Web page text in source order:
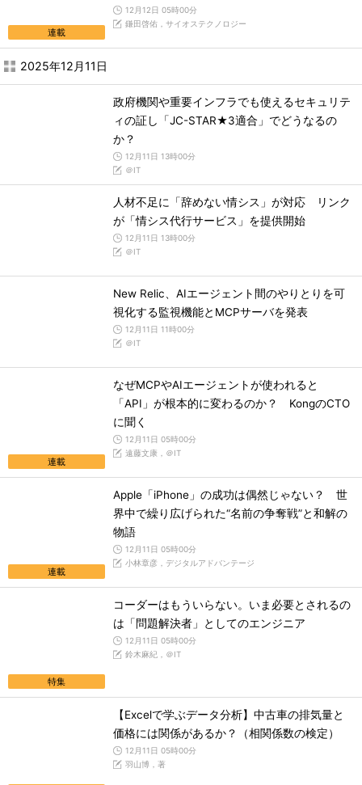
連載
12月12日 05時00分
鎌田啓佑，サイオステクノロジー
2025年12月11日
政府機関や重要インフラでも使えるセキュリテ
ィの証し「JC-STAR★3適合」でどうなるの
か？
12月11日 13時00分
＠IT
人材不足に「辞めない情シス」が対応 リンク
が「情シス代行サービス」を提供開始
12月11日 13時00分
＠IT
New Relic、AIエージェント間のやりとりを可
視化する監視機能とMCPサーバを発表
12月11日 11時00分
＠IT
連載
なぜMCPやAIエージェントが使われると
「API」が根本的に変わるのか？ KongのCTO
に聞く
12月11日 05時00分
遠藤文康，＠IT
連載
Apple「iPhone」の成功は偶然じゃない？ 世
界中で繰り広げられた“名前の争奪戦”と和解の
物語
12月11日 05時00分
小林章彦，デジタルアドバンテージ
特集
コーダーはもういらない。いま必要とされるの
は「問題解決者」としてのエンジニア
12月11日 05時00分
鈴木麻紀，＠IT
【Excelで学ぶデータ分析】中古車の排気量と
価格には関係があるか？（相関係数の検定）
12月11日 05時00分
羽山博，著